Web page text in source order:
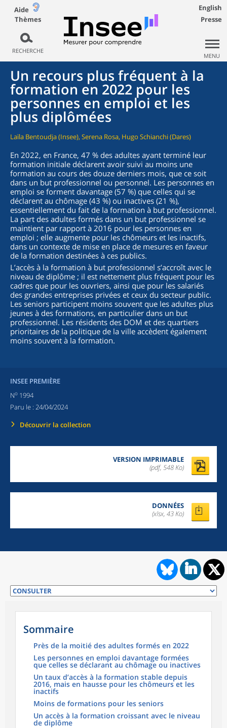
Aide
Thèmes
RECHERCHE
English
Presse
MENU
Un recours plus fréquent à la
formation en 2022 pour les
personnes en emploi et les
plus diplômées
Laïla Bentoudja (Insee), Serena Rosa, Hugo Schianchi (Dares)
En 2022, en France, 47 % des adultes ayant terminé leur
formation initiale déclarent avoir suivi au moins une
formation au cours des douze derniers mois, que ce soit
dans un but professionnel ou personnel. Les personnes en
emploi se forment davantage (57 %) que celles qui se
déclarent au chômage (43 %) ou inactives (21 %),
essentiellement du fait de la formation à but professionnel.
La part des adultes formés dans un but professionnel se
maintient par rapport à 2016 pour les personnes en
emploi ; elle augmente pour les chômeurs et les inactifs,
dans un contexte de mise en place de mesures en faveur
de la formation destinées à ces publics.
L’accès à la formation à but professionnel s’accroît avec le
niveau de diplôme ; il est nettement plus fréquent pour les
cadres que pour les ouvriers, ainsi que pour les salariés
des grandes entreprises privées et ceux du secteur public.
Les seniors participent moins souvent que les adultes plus
jeunes à des formations, en particulier dans un but
professionnel. Les résidents des DOM et des quartiers
prioritaires de la politique de la ville accèdent également
moins souvent à la formation.
INSEE PREMIÈRE
No 1994
Paru le : 24/04/2024
Découvrir la collection
VERSION IMPRIMABLE
(pdf, 548 Ko)
DONNÉES
(xlsx, 43 Ko)
Sommaire
Près de la moitié des adultes formés en 2022
Les personnes en emploi davantage formées
que celles se déclarant au chômage ou inactives
Un taux d’accès à la formation stable depuis
2016, mais en hausse pour les chômeurs et les
inactifs
Moins de formations pour les seniors
Un accès à la formation croissant avec le niveau
de diplôme